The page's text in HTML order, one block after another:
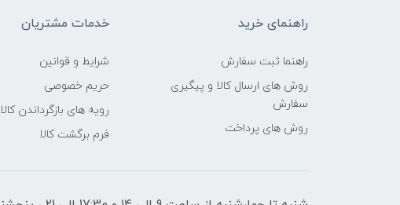
راهنمای خرید
راهنما ثبت سفارش
روش های ارسال کالا و پیگیری
سفارش
روش های پرداخت
خدمات مشتریان
شرایط و قوانین
حریم خصوصی
رویه های بازگرداندن کالا
فرم برگشت کالا